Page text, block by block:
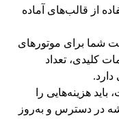
از قالب‌های آماده
شما برای موتورهای
کلیدی، تعداد
هزینه‌هایی را
در دسترس و به‌روز